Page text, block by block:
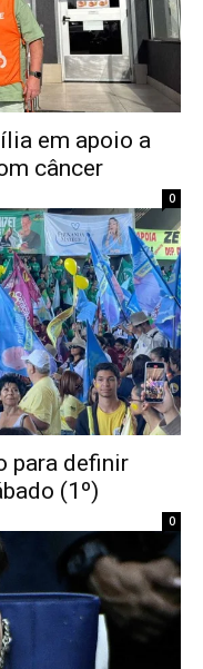
em apoio a
câncer
0
para definir
(1º)
0